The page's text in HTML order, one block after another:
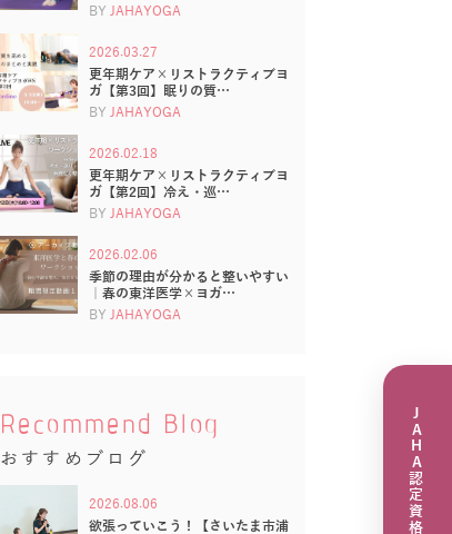
BY JAHAYOGA
2026.03.27
更年期ケア×リストラクティブヨ
ガ【第3回】眠りの質…
BY JAHAYOGA
2026.02.18
更年期ケア×リストラクティブヨ
ガ【第2回】冷え・巡…
BY JAHAYOGA
2026.02.06
季節の理由が分かると整いやすい
｜春の東洋医学×ヨガ…
BY JAHAYOGA
Recommend Blog
おすすめブログ
2026.08.06
欲張っていこう！【さいたま市浦